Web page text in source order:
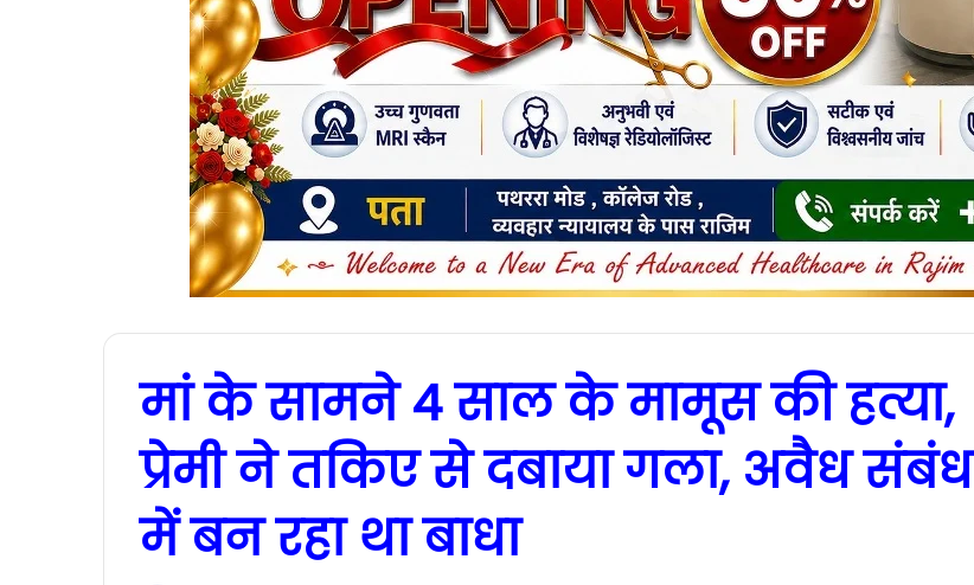
मां के सामने 4 साल के मामूस की हत्या,
प्रेमी ने तकिए से दबाया गला, अवैध संबंध
में बन रहा था बाधा